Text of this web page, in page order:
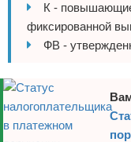
К -
фиксированной
ФВ -